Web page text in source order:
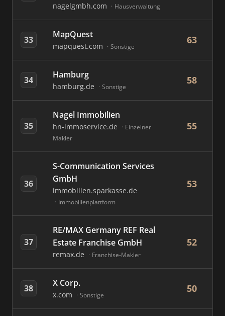
nagelgmbh.com Hausverwaltung
33 MapQuest
mapquest.com Sonstige
63
34 Hamburg
hamburg.de Sonstige
58
35
Nagel Immobilien
hn-immoservice.de
Einzelner
Makler
55
36
S-Communication Services
GmbH
immobilien.sparkasse.de
Immobilienplattform
53
37
RE/MAX Germany REF Real
Estate Franchise GmbH
remax.de Franchise-Makler
52
38 X Corp.
x.com Sonstige
50